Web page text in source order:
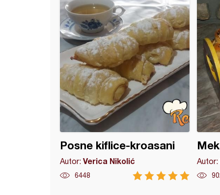
Posne kiflice-kroasani
Autor: Verica Nikolić
6448
Autor: